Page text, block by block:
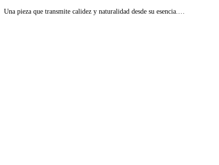
Una pieza que transmite calidez y naturalidad desde su esencia.…